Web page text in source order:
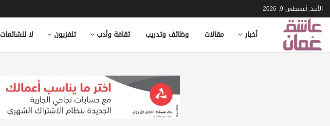
الأحد, أغسطس 9, 2026
أخبار مقالات وظائف وتدريب ثقافة وأدب تلفزيون لا للشائعات